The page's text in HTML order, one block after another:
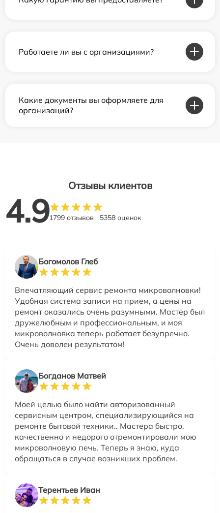
Работаете ли вы с организациями?
Какие документы вы оформляете для
организаций?
Отзывы клиентов
4.91799 отзывов 5358 оценок
Богомолов Глеб
Впечатляющий сервис ремонта микроволновки!
Удобная система записи на прием, а цены на
ремонт оказались очень разумными. Мастер был
дружелюбным и профессиональным, и моя
микроволновка теперь работает безупречно.
Очень доволен результатом!
Богданов Матвей
Моей целью было найти авторизованный
сервисным центром, специализирующийся на
ремонте бытовой техники.. Мастера быстро,
качественно и недорого отремонтировали мою
микроволновую печь. Теперь я знаю, куда
обращаться в случае возникших проблем.
Терентьев Иван